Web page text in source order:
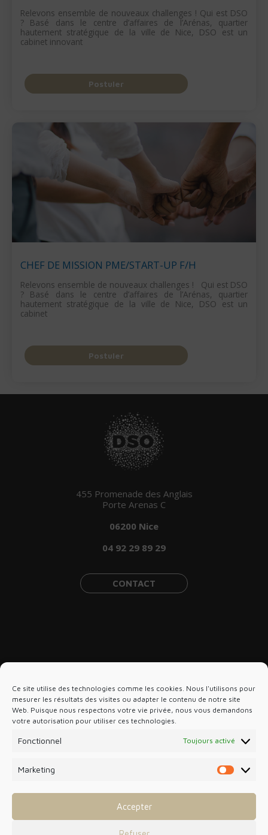
Ce site utilise des technologies comme les cookies. Nous l'utilisons pour
mesurer les résultats des visites ou adapter le contenu de notre site
Web. Puisque nous respectons votre vie privée, nous vous demandons
votre autorisation pour utiliser ces technologies.
Fonctionnel Toujours activé
Marketing
Accepter
Relevons ensemble de nouveaux challenges ! Qui est DSO
? Basé dans le centre d’affaires de l’Arénas, quartier
hautement stratégique de la ville de Nice, DSO est un
cabinet innovant
Postuler
CHEF DE MISSION PME/START-UP F/H
Relevons ensemble de nouveaux challenges ! Qui est DSO
? Basé dans le centre d’affaires de l’Arénas, quartier
hautement stratégique de la ville de Nice, DSO est un
cabinet
Postuler
455 Promenade des Anglais
Porte Arenas C
06200 Nice
04 92 29 89 29
CONTACT
Artisans, Commerçants, TPE
Dirigeants de PME
Loueurs en Meublé
NOS EXPERTISES
Expertise comptable
Droit social
THE GROUP
DIGITAL CABINET